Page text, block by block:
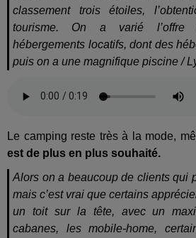
classement trois étoiles,
tourisme. On a varié l’offre
hébergements locatifs, dont des
puis on a une magnifique piscine /
Le camping reste très à la mode,
est de plus en plus souhaité.
Alors on a beaucoup de clients qui
mais c’est vrai que certains
un toit sur la tête, avec un
cabanes, les mobile-home,